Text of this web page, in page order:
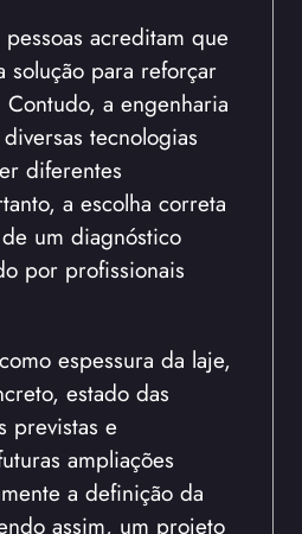
acreditam que
solução para reforçar
a engenharia
tecnologias
diferentes
a escolha correta
um diagnóstico
por profissionais
espessura da laje,
estado das
previstas e
ampliações
a definição da
assim, um projeto